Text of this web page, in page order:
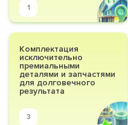
1
Комплектация
исключительно
премиальными
деталями и запчастями
для долговечного
результата
3